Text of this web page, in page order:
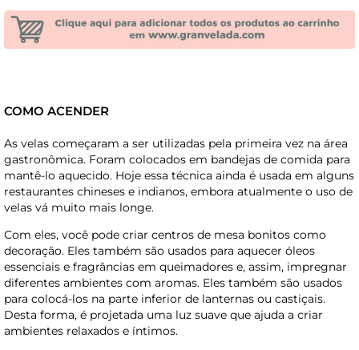
COMO ACENDER
As velas começaram a ser utilizadas pela primeira vez na área
gastronômica. Foram colocados em bandejas de comida para
mantê-lo aquecido. Hoje essa técnica ainda é usada em alguns
restaurantes chineses e indianos, embora atualmente o uso de
velas vá muito mais longe.
Com eles, você pode criar centros de mesa bonitos como
decoração. Eles também são usados ​​para aquecer óleos
essenciais e fragrâncias em queimadores e, assim, impregnar
diferentes ambientes com aromas. Eles também são usados ​​
para colocá-los na parte inferior de lanternas ou castiçais.
Desta forma, é projetada uma luz suave que ajuda a criar
ambientes relaxados e íntimos.